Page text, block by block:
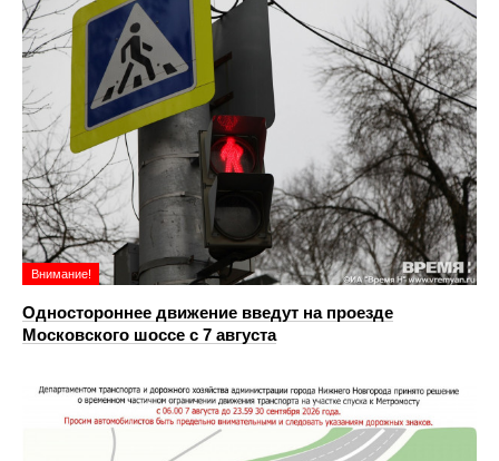
Внимание!
Одностороннее движение введут на проезде
Московского шоссе с 7 августа